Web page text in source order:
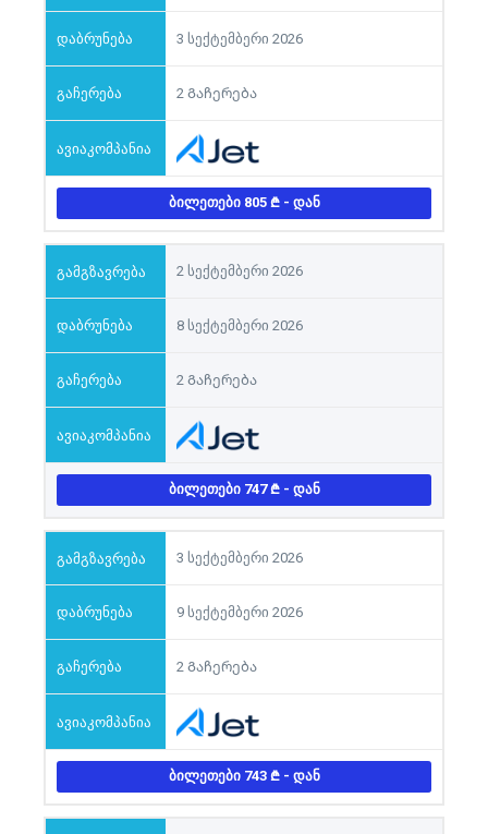
3 სექტემბერი 2026
2 Გაჩერება
ᲑᲘᲚᲔᲗᲔᲑᲘ 805 - ᲓᲐᲜ
2 სექტემბერი 2026
8 სექტემბერი 2026
2 Გაჩერება
ᲑᲘᲚᲔᲗᲔᲑᲘ 747 - ᲓᲐᲜ
3 სექტემბერი 2026
9 სექტემბერი 2026
2 Გაჩერება
ᲑᲘᲚᲔᲗᲔᲑᲘ 743 - ᲓᲐᲜ